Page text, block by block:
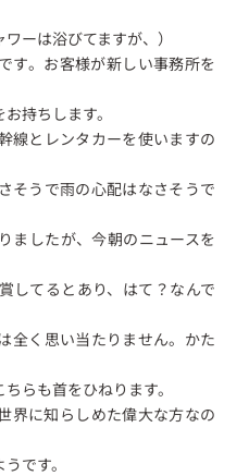
ーは浴びてますが、）
す。お客様が新しい事務所を
持ちします。
線とレンタカーを使いますの
そうで雨の心配はなさそうで
ましたが、今朝のニュースを
してるとあり、はて？なんで
全く思い当たりません。かた
らも首をひねります。
界に知らしめた偉大な方なの
です。